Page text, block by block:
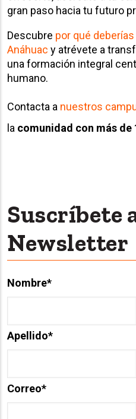
gran paso hacia tu futuro
Descubre por qué
Anáhuac y atrévete a
una formación integral
humano.
Contacta a nuestros
la comunidad con más de
Suscríbete
Newsletter
Nombre*
Apellido*
Correo*